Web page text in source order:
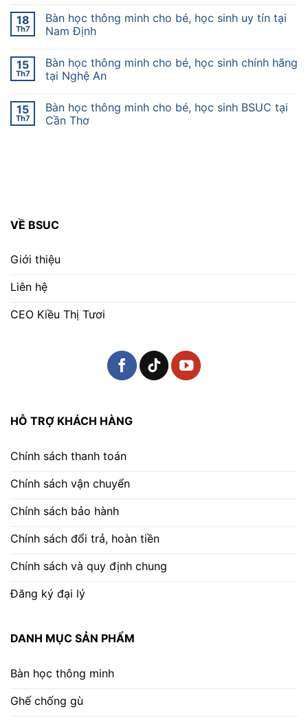
18
Th7
Bàn học thông minh cho bé, học sinh uy tín tại
Nam Định
15
Th7
Bàn học thông minh cho bé, học sinh chính hãng
tại Nghệ An
15
Th7
Bàn học thông minh cho bé, học sinh BSUC tại
Cần Thơ
VỀ BSUC
Giới thiệu
Liên hệ
CEO Kiều Thị Tươi
HỖ TRỢ KHÁCH HÀNG
Chính sách thanh toán
Chính sách vận chuyển
Chính sách bảo hành
Chính sách đổi trả, hoàn tiền
Chính sách và quy định chung
Đăng ký đại lý
DANH MỤC SẢN PHẨM
Bàn học thông minh
Ghế chống gù